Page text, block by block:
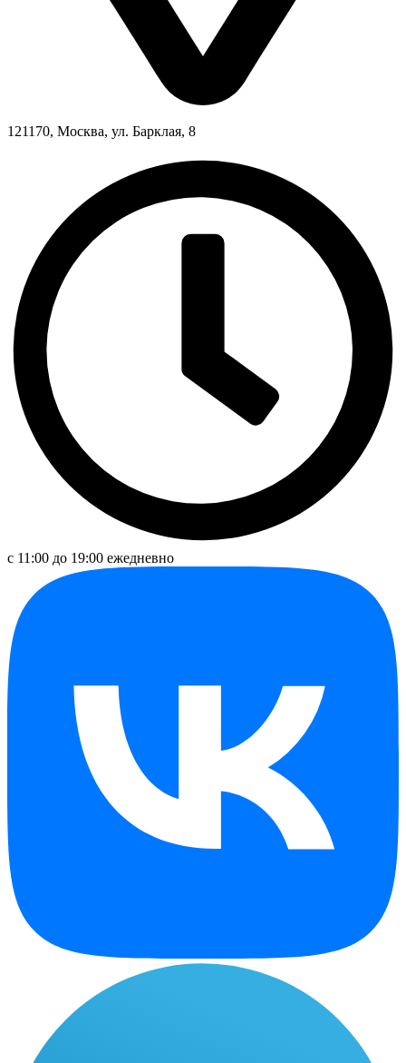
121170, Москва, ул. Барклая, 8
с 11:00 до 19:00 ежедневно